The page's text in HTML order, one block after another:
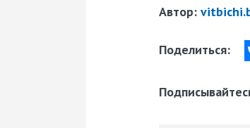
Автор:
Поделиться: